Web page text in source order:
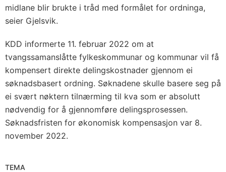
midlane blir brukte i tråd med formålet for ordninga,
seier Gjelsvik.
KDD informerte 11. februar 2022 om at
tvangssamanslåtte fylkeskommunar og kommunar vil få
kompensert direkte delingskostnader gjennom ei
søknadsbasert ordning. Søknadene skulle basere seg på
ei svært nøktern tilnærming til kva som er absolutt
nødvendig for å gjennomføre delingsprosessen.
Søknadsfristen for økonomisk kompensasjon var 8.
november 2022.
TEMA